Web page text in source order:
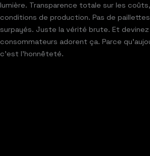
lumière. Transparence totale sur les
conditions de production. Pas de
surpayés. Juste la vérité brute. Et devinez
consommateurs adorent ça. Parce
c’est l’honnêteté.